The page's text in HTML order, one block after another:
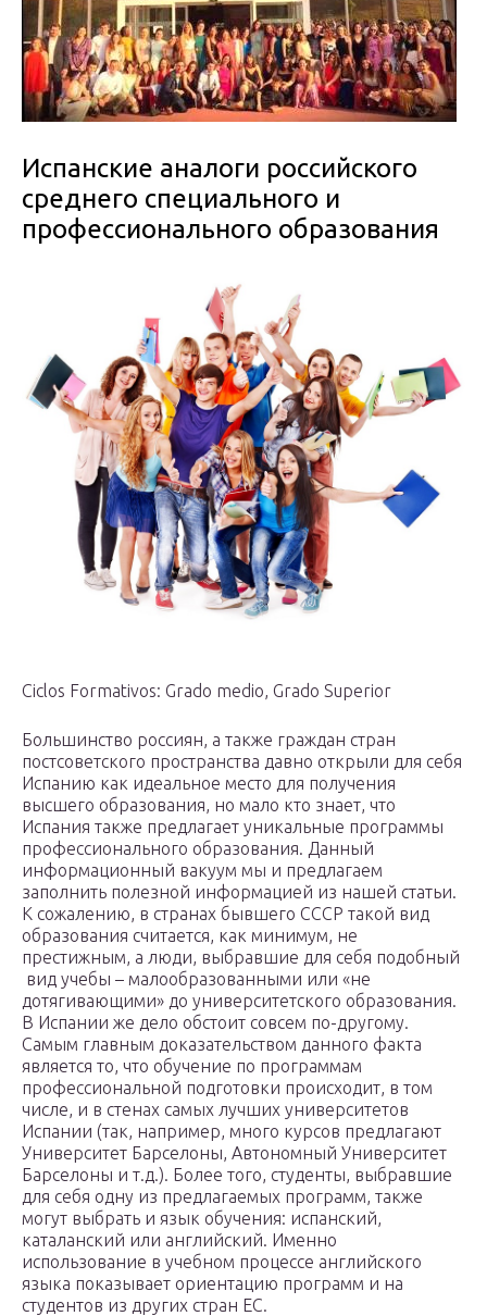
Испанские аналоги российского
среднего специального и
профессионального образования
Ciclos Formativos: Grado medio, Grado Superior
Большинство россиян, а также граждан стран
постсоветского пространства давно открыли для себя
Испанию как идеальное место для получения
высшего образования, но мало кто знает, что
Испания также предлагает уникальные программы
профессионального образования. Данный
информационный вакуум мы и предлагаем
заполнить полезной информацией из нашей статьи.
К сожалению, в странах бывшего СССР такой вид
образования считается, как минимум, не
престижным, а люди, выбравшие для себя подобный
вид учебы – малообразованными или «не
дотягивающими» до университетского образования.
В Испании же дело обстоит совсем по-другому.
Самым главным доказательством данного факта
является то, что обучение по программам
профессиональной подготовки происходит, в том
числе, и в стенах самых лучших университетов
Испании (так, например, много курсов предлагают
Университет Барселоны, Автономный Университет
Барселоны и т.д.). Более того, студенты, выбравшие
для себя одну из предлагаемых программ, также
могут выбрать и язык обучения: испанский,
каталанский или английский. Именно
использование в учебном процессе английского
языка показывает ориентацию программ и на
студентов из других стран ЕС.